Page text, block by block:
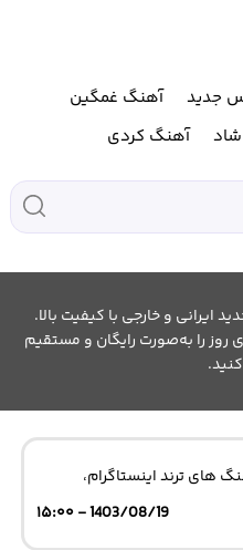
جدید
آهنگ غمگین
آهنگ کردی
و خارجی با کیفیت بالا.
روز را به‌صورت رایگان و مستقیم
های ترند اینستاگرام،
1403/08/19 - ۱۵:۰۰